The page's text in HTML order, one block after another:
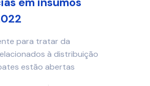
para tratar da
à distribuição
estão abertas